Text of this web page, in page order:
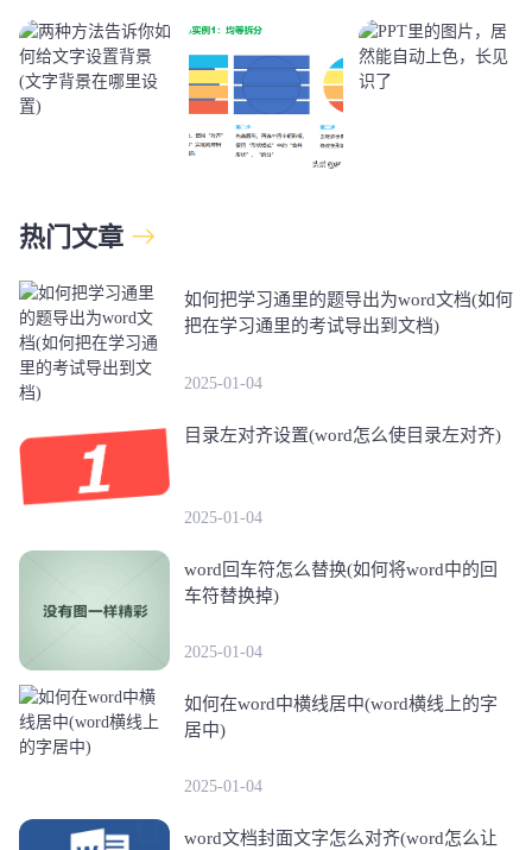
热门文章
如何把学习通里的题导出为word文档(如何
把在学习通里的考试导出到文档)
2025-01-04
目录左对齐设置(word怎么使目录左对齐)
2025-01-04
word回车符怎么替换(如何将word中的回
车符替换掉)
2025-01-04
如何在word中横线居中(word横线上的字
居中)
2025-01-04
word文档封面文字怎么对齐(word怎么让